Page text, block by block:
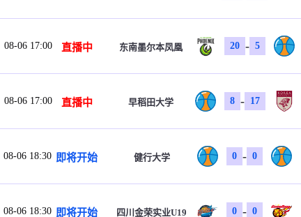
08-06 17:00 直播中 东南墨尔本凤凰 20 - 5
08-06 17:00 直播中 早稻田大学 8 - 17
08-06 18:30 即将开始 健行大学 0 - 0
08-06 18:30 即将开始 四川金荣实业U19 0 - 0